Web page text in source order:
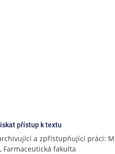
přístup k textu
a zpřístupňující práci:
Farmaceutická fakulta